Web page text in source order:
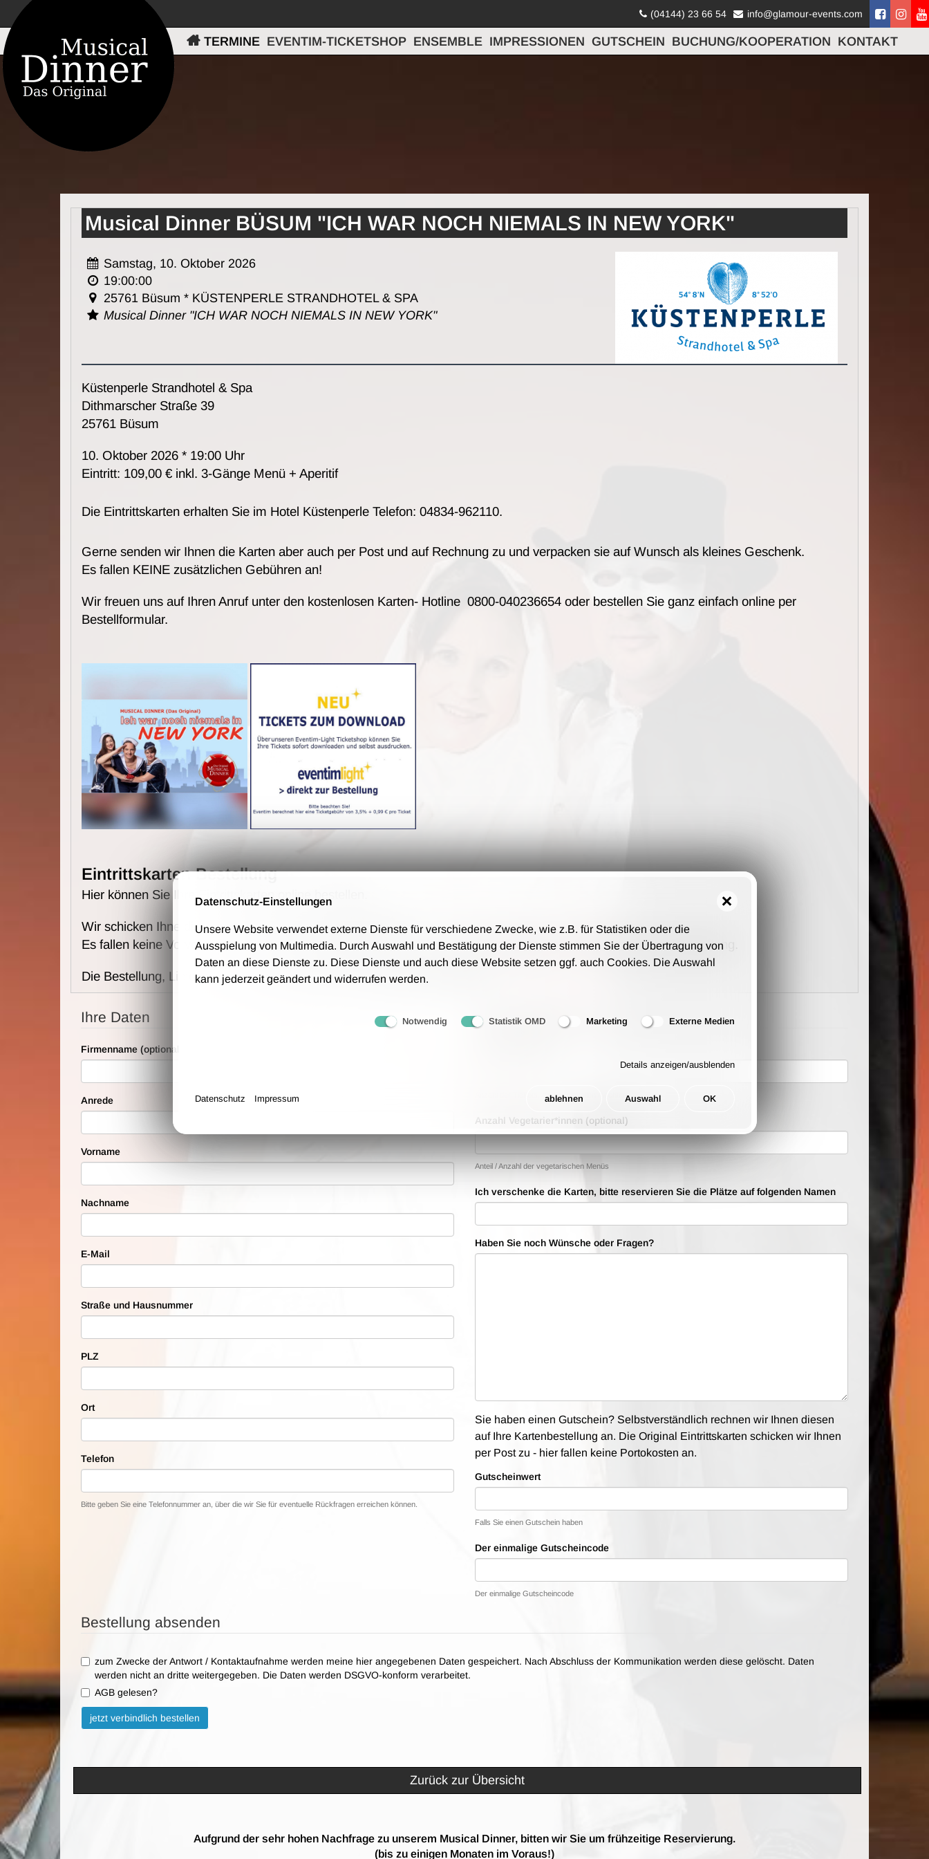
(04144) 23 66 54 info@glamour-events.com
TERMINE EVENTIM-TICKETSHOP ENSEMBLE IMPRESSIONEN GUTSCHEIN BUCHUNG/KOOPERATION KONTAKT
Musical Dinner BÜSUM "ICH WAR NOCH NIEMALS IN NEW YORK"
Samstag, 10. Oktober 2026
19:00:00
25761 Büsum * KÜSTENPERLE STRANDHOTEL & SPA
Musical Dinner "ICH WAR NOCH NIEMALS IN NEW YORK"
Küstenperle Strandhotel & Spa
Dithmarscher Straße 39
25761 Büsum
10. Oktober 2026 * 19:00 Uhr
Eintritt: 109,00 € inkl. 3-Gänge Menü + Aperitif
Die Eintrittskarten erhalten Sie im Hotel Küstenperle Telefon: 04834-962110.
Gerne senden wir Ihnen die Karten aber auch per Post und auf Rechnung zu und verpacken sie auf Wunsch als kleines Geschenk.
Es fallen KEINE zusätzlichen Gebühren an!
Wir freuen uns auf Ihren Anruf unter den kostenlosen Karten- Hotline 0800-040236654 oder bestellen Sie ganz einfach online per
Bestellformular.
Eintrittskarten Bestellung
Hier können Sie Ihre Eintrittskarten online bestellen.
Wir schicken Ihne die Karten per Post und auf Rechnung zu.
Es fallen keine Vorverkaufs- und Bearbeitungsgebühren an - wir berechnen lediglich 1,00 € Portokosten pro Bestellung.
Die Bestellung, Lieferung und Zahlung erfolgt auf Grundlage unsere AGB.
Ihre Daten
Firmenname (optional)
Anrede
Vorname
Nachname
E-Mail
Straße und Hausnummer
PLZ
Ort
Telefon
Bitte geben Sie eine Telefonnummer an, über die wir Sie für eventuelle Rückfragen erreichen können.
Bestellwünsche
Anzahl der Tickets, die Sie bestellen möchten
Anzahl Vegetarier*innen (optional)
Anteil / Anzahl der vegetarischen Menüs
Ich verschenke die Karten, bitte reservieren Sie die Plätze auf folgenden Namen
Haben Sie noch Wünsche oder Fragen?
Sie haben einen Gutschein? Selbstverständlich rechnen wir Ihnen diesen
auf Ihre Kartenbestellung an. Die Original Eintrittskarten schicken wir Ihnen
per Post zu - hier fallen keine Portokosten an.
Gutscheinwert
Falls Sie einen Gutschein haben
Der einmalige Gutscheincode
Der einmalige Gutscheincode
Bestellung absenden
zum Zwecke der Antwort / Kontaktaufnahme werden meine hier angegebenen Daten gespeichert. Nach Abschluss der Kommunikation werden diese gelöscht. Daten
werden nicht an dritte weitergegeben. Die Daten werden DSGVO-konform verarbeitet.
AGB gelesen?
Bitte nicht ausfüllen.
jetzt verbindlich bestellen
Zurück zur Übersicht
Aufgrund der sehr hohen Nachfrage zu unserem Musical Dinner, bitten wir Sie um frühzeitige Reservierung.
(bis zu einigen Monaten im Voraus!)
Datenschutz-Einstellungen
Unsere Website verwendet externe Dienste für verschiedene Zwecke, wie z.B. für Statistiken oder die
Ausspielung von Multimedia. Durch Auswahl und Bestätigung der Dienste stimmen Sie der Übertragung von
Daten an diese Dienste zu. Diese Dienste und auch diese Website setzen ggf. auch Cookies. Die Auswahl
kann jederzeit geändert und widerrufen werden.
Notwendig Statistik OMD Marketing Externe Medien
Details anzeigen/ausblenden
ablehnen Auswahl OK
Datenschutz Impressum